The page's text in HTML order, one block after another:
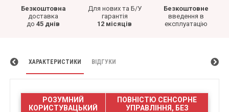
Безкоштовна
доставка
до 45 днів
Для нових та Б/У
гарантія
12 місяців
Безкоштовне
введення в
експлуатацію
ХАРАКТЕРИСТИКИ ВІДГУКИ
РОЗУМНИЙ
КОРИСТУВАЦЬКИЙ
ПОВНІСТЮ СЕНСОРНЕ
УПРАВЛІННЯ, БЕЗ